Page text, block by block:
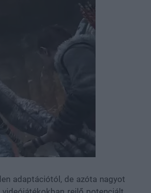
adaptációtól, de azóta nagyot